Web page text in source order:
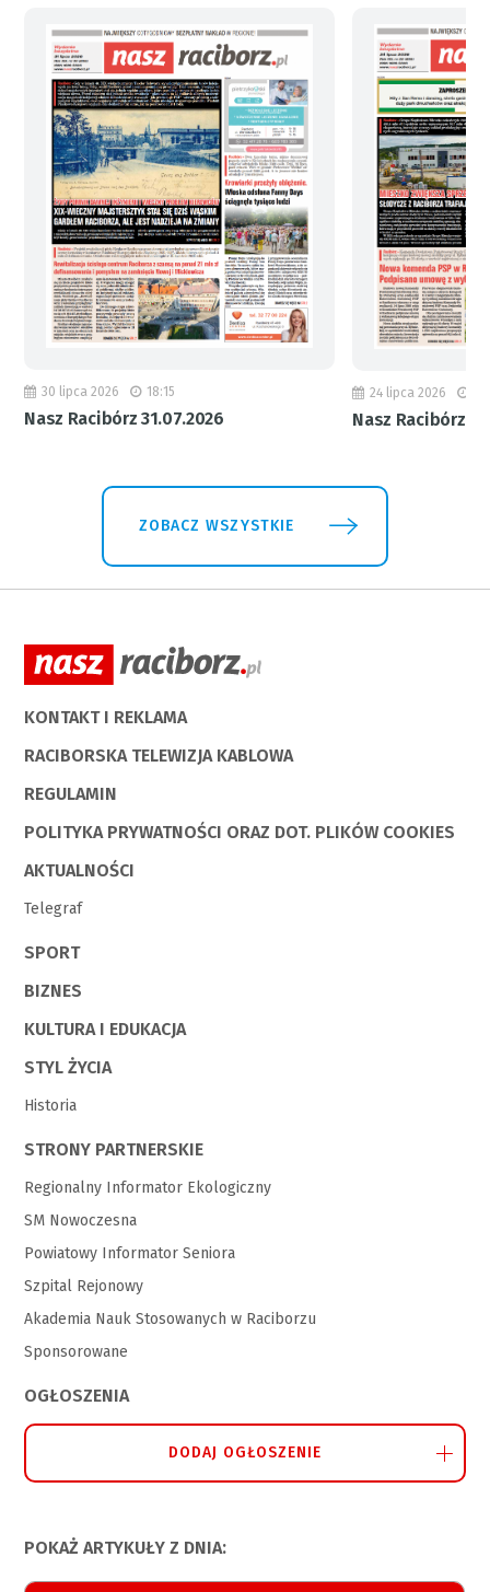
30 lipca 2026 18:15
Nasz Racibórz 31.07.2026
24 lipca 2026
Nasz Racibórz
ZOBACZ WSZYSTKIE
KONTAKT I REKLAMA
RACIBORSKA TELEWIZJA KABLOWA
REGULAMIN
POLITYKA PRYWATNOŚCI ORAZ DOT. PLIKÓW COOKIES
AKTUALNOŚCI
Telegraf
SPORT
BIZNES
KULTURA I EDUKACJA
STYL ŻYCIA
Historia
STRONY PARTNERSKIE
Regionalny Informator Ekologiczny
SM Nowoczesna
Powiatowy Informator Seniora
Szpital Rejonowy
Akademia Nauk Stosowanych w Raciborzu
Sponsorowane
OGŁOSZENIA
DODAJ OGŁOSZENIE
POKAŻ ARTYKUŁY Z DNIA: